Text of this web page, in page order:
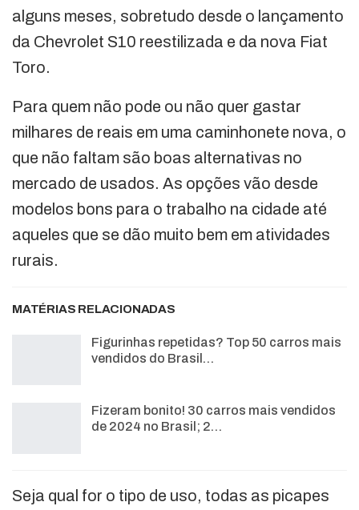
alguns meses, sobretudo desde o lançamento
da Chevrolet S10 reestilizada e da nova Fiat
Toro.
Para quem não pode ou não quer gastar
milhares de reais em uma caminhonete nova, o
que não faltam são boas alternativas no
mercado de usados. As opções vão desde
modelos bons para o trabalho na cidade até
aqueles que se dão muito bem em atividades
rurais.
MATÉRIAS RELACIONADAS
Figurinhas repetidas? Top 50 carros mais
vendidos do Brasil…
Fizeram bonito! 30 carros mais vendidos
de 2024 no Brasil; 2…
Seja qual for o tipo de uso, todas as picapes